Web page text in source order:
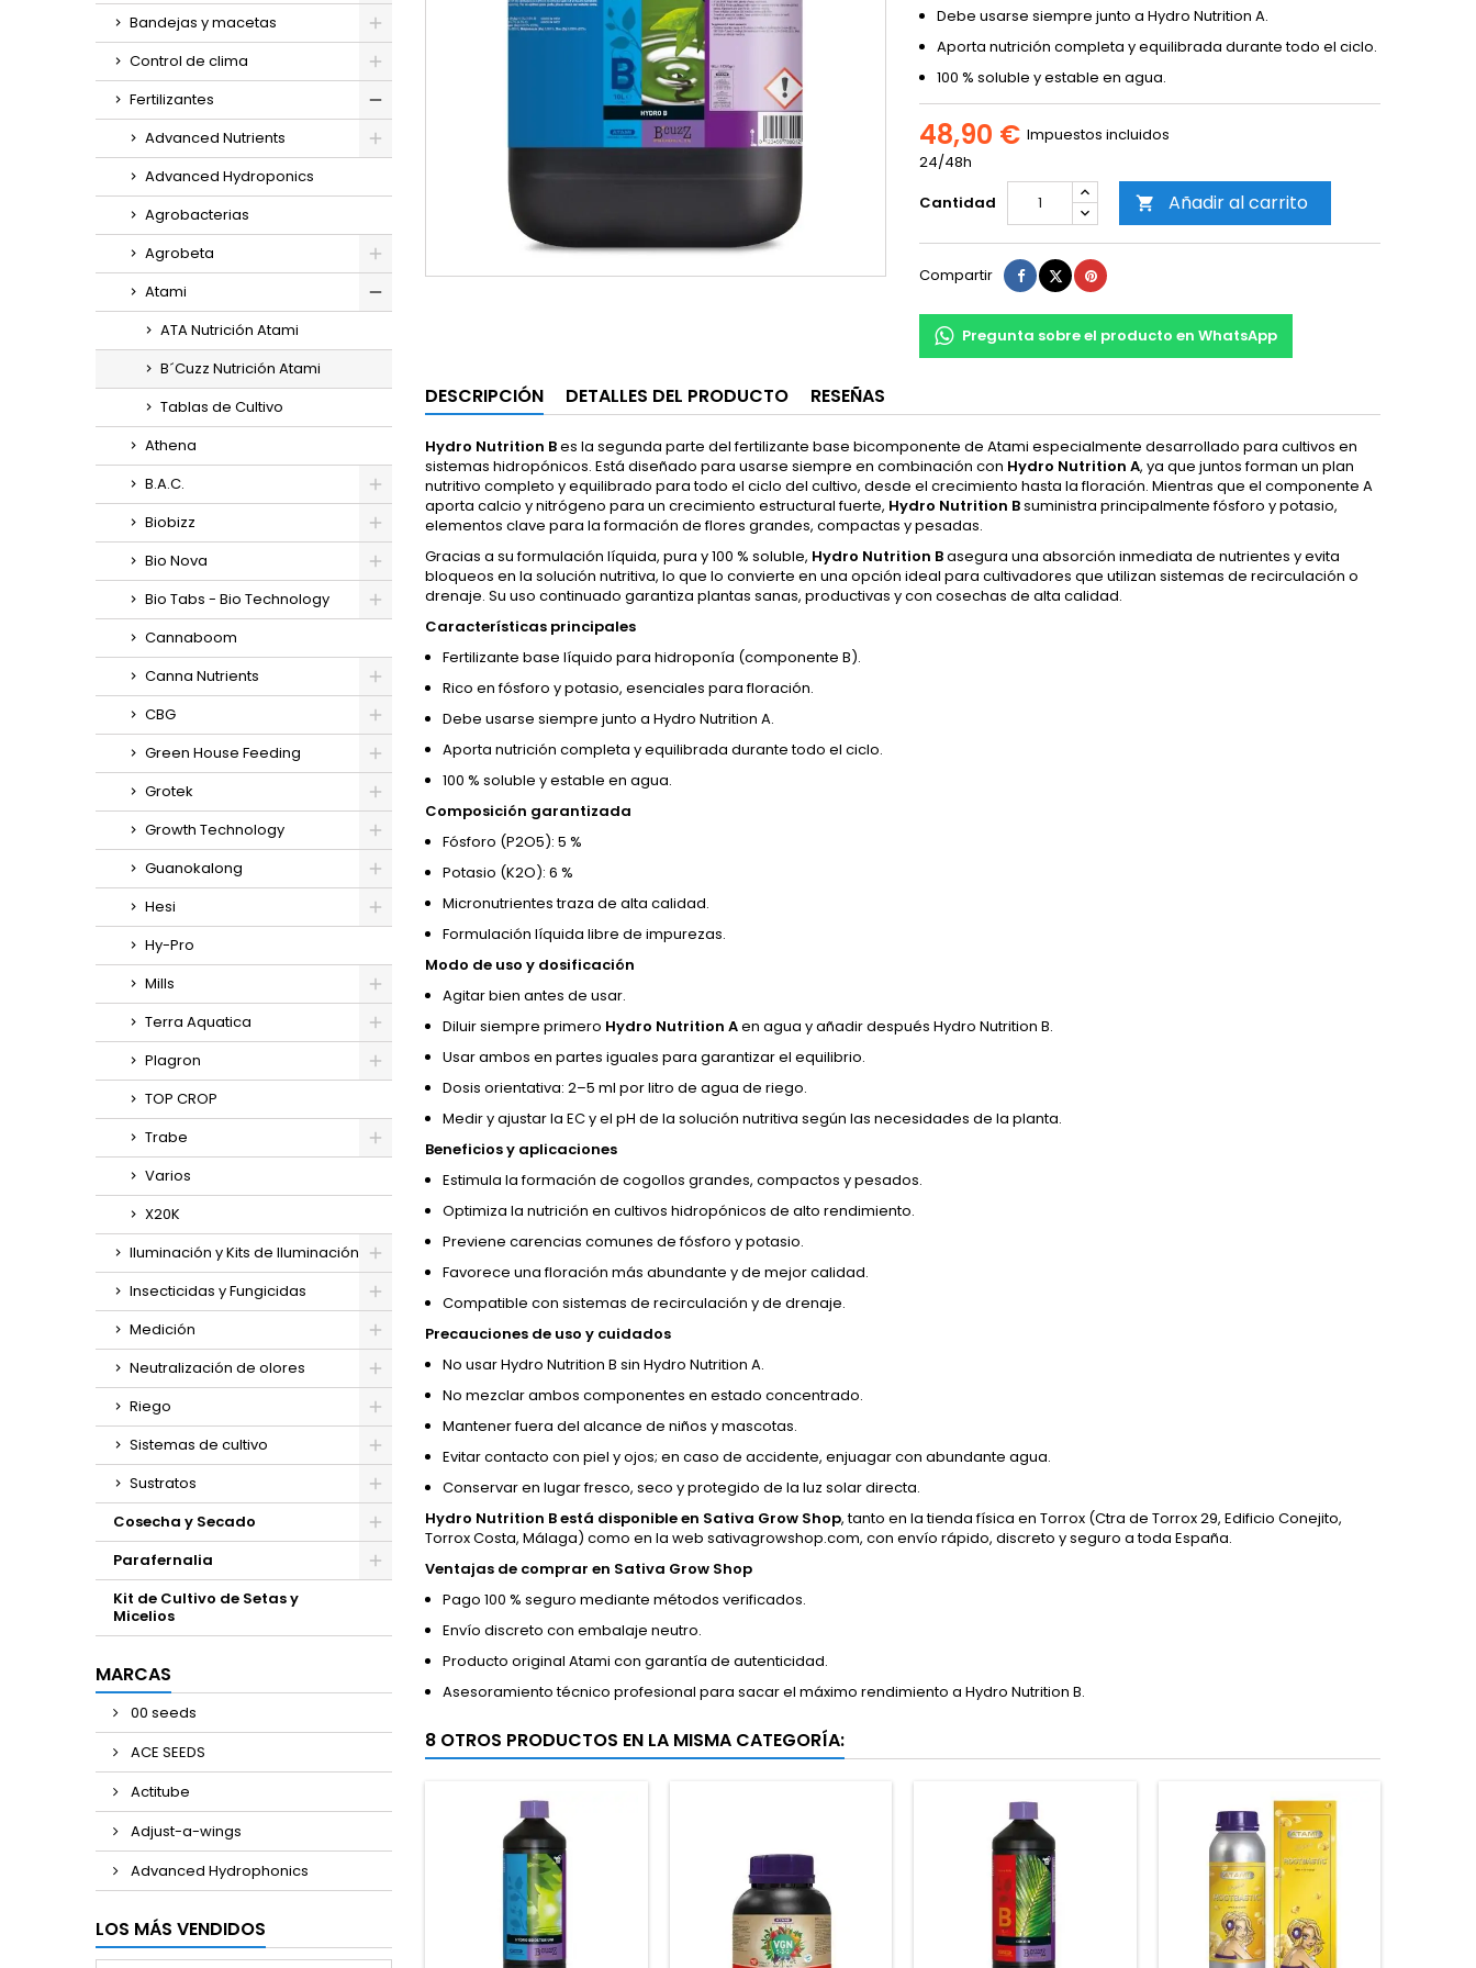
Bandejas y macetas
Control de clima
Fertilizantes
Advanced Nutrients
Advanced Hydroponics
Agrobacterias
Agrobeta
Atami
ATA Nutrición Atami
B´Cuzz Nutrición Atami
Tablas de Cultivo
Athena
B.A.C.
Biobizz
Bio Nova
Bio Tabs - Bio Technology
Cannaboom
Canna Nutrients
CBG
Green House Feeding
Grotek
Growth Technology
Guanokalong
Hesi
Hy-Pro
Mills
Terra Aquatica
Plagron
TOP CROP
Trabe
Varios
X20K
Iluminación y Kits de Iluminación
Insecticidas y Fungicidas
Medición
Neutralización de olores
Riego
Sistemas de cultivo
Sustratos
Cosecha y Secado
Parafernalia
Kit de Cultivo de Setas y
Micelios
MARCAS
00 seeds
ACE SEEDS
Actitube
Adjust-a-wings
Advanced Hydrophonics
LOS MÁS VENDIDOS
Debe usarse siempre junto a Hydro Nutrition A.
Aporta nutrición completa y equilibrada durante todo el ciclo.
100 % soluble y estable en agua.
48,90 € Impuestos incluidos
24/48h
Cantidad
 Añadir al carrito
Compartir Compartir
TuitearPinterest
Pregunta sobre el producto en WhatsApp
DESCRIPCIÓN DETALLES DEL PRODUCTO RESEÑAS
Hydro Nutrition Bes la segunda parte del fertilizante base bicomponente de Atami especialmente desarrollado para cultivos en
sistemas hidropónicos. Está diseñado para usarse siempre en combinación con Hydro Nutrition A, ya que juntos forman un plan
nutritivo completo y equilibrado para todo el ciclo del cultivo, desde el crecimiento hasta la floración. Mientras que el componente A
aporta calcio y nitrógeno para un crecimiento estructural fuerte, Hydro Nutrition Bsuministra principalmente fósforo y potasio,
elementos clave para la formación de flores grandes, compactas y pesadas.
Gracias a su formulación líquida, pura y 100 % soluble, Hydro Nutrition Basegura una absorción inmediata de nutrientes y evita
bloqueos en la solución nutritiva, lo que lo convierte en una opción ideal para cultivadores que utilizan sistemas de recirculación o
drenaje. Su uso continuado garantiza plantas sanas, productivas y con cosechas de alta calidad.
Características principales
Fertilizante base líquido para hidroponía (componente B).
Rico en fósforo y potasio, esenciales para floración.
Debe usarse siempre junto a Hydro Nutrition A.
Aporta nutrición completa y equilibrada durante todo el ciclo.
100 % soluble y estable en agua.
Composición garantizada
Fósforo (P2O5): 5 %
Potasio (K2O): 6 %
Micronutrientes traza de alta calidad.
Formulación líquida libre de impurezas.
Modo de uso y dosificación
Agitar bien antes de usar.
Diluir siempre primero Hydro Nutrition Aen agua y añadir después Hydro Nutrition B.
Usar ambos en partes iguales para garantizar el equilibrio.
Dosis orientativa: 2–5 ml por litro de agua de riego.
Medir y ajustar la EC y el pH de la solución nutritiva según las necesidades de la planta.
Beneficios y aplicaciones
Estimula la formación de cogollos grandes, compactos y pesados.
Optimiza la nutrición en cultivos hidropónicos de alto rendimiento.
Previene carencias comunes de fósforo y potasio.
Favorece una floración más abundante y de mejor calidad.
Compatible con sistemas de recirculación y de drenaje.
Precauciones de uso y cuidados
No usar Hydro Nutrition B sin Hydro Nutrition A.
No mezclar ambos componentes en estado concentrado.
Mantener fuera del alcance de niños y mascotas.
Evitar contacto con piel y ojos; en caso de accidente, enjuagar con abundante agua.
Conservar en lugar fresco, seco y protegido de la luz solar directa.
Hydro Nutrition B está disponible en Sativa Grow Shop, tanto en la tienda física en Torrox (Ctra de Torrox 29, Edificio Conejito,
Torrox Costa, Málaga) como en la web sativagrowshop.com, con envío rápido, discreto y seguro a toda España.
Ventajas de comprar en Sativa Grow Shop
Pago 100 % seguro mediante métodos verificados.
Envío discreto con embalaje neutro.
Producto original Atami con garantía de autenticidad.
Asesoramiento técnico profesional para sacar el máximo rendimiento a Hydro Nutrition B.
8 OTROS PRODUCTOS EN LA MISMA CATEGORÍA: